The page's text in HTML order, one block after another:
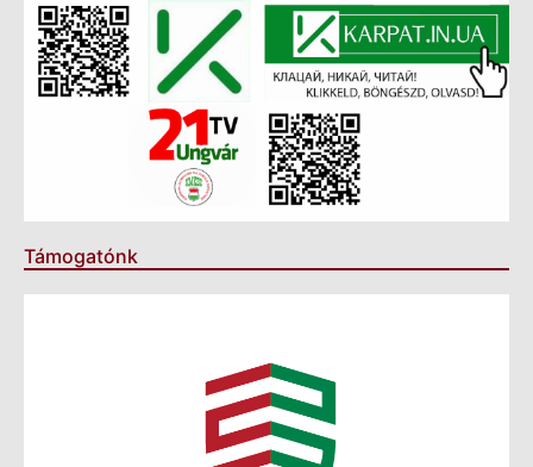
Támogatónk